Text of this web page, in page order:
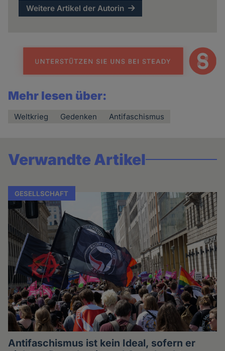
Weitere Artikel der Autorin
Mehr lesen über:
Weltkrieg Gedenken Antifaschismus
Verwandte Artikel
GESELLSCHAFT
Antifaschismus ist kein Ideal, sofern er